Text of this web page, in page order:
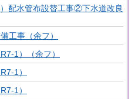
配水管布設替工事②下水道改良
工事（余フ）
1）（余フ）
1）
1）